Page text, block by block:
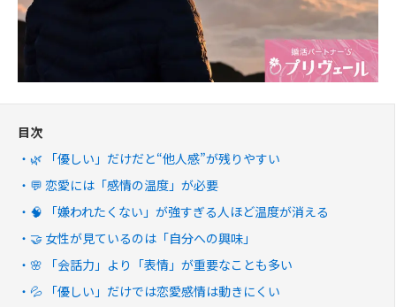
目次
🌿 「優しい」だけだと“他人感”が残りやすい
💬 恋愛には「感情の温度」が必要
🧠 「嫌われたくない」が強すぎる人ほど温度が消える
🤝 女性が見ているのは「自分への興味」
🌸 「会話力」より「表情」が重要なことも多い
💦 「優しい」だけでは恋愛感情は動きにくい